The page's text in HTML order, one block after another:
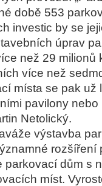
době 553
investic by se
úprav
než 29 milionů
více než
místa se pak už
pavilony nebo
Netolický.
výstavba
rozšíření
parkovací dům s
míst.